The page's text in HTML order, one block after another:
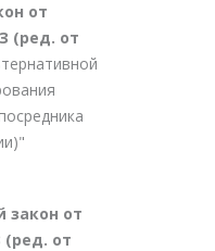
от
(ред. от
закон от
(ред. от